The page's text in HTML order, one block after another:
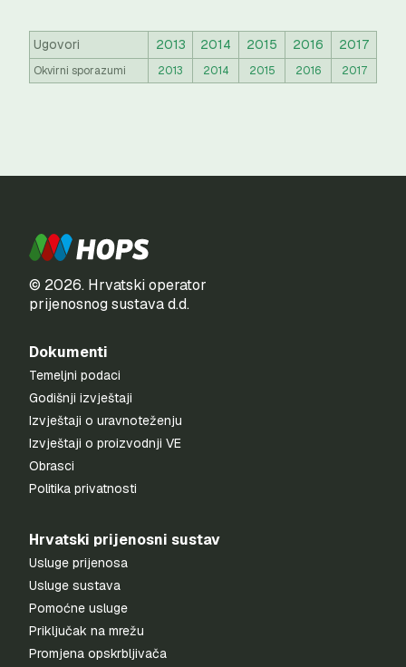
Ugovori 2013 2014 2015 2016 2017
Okvirni sporazumi 2013 2014 2015 2016 2017
© 2026. Hrvatski operator
prijenosnog sustava d.d.
Dokumenti
Temeljni podaci
Godišnji izvještaji
Izvještaji o uravnoteženju
Izvještaji o proizvodnji VE
Obrasci
Politika privatnosti
Hrvatski prijenosni sustav
Usluge prijenosa
Usluge sustava
Pomoćne usluge
Priključak na mrežu
Promjena opskrbljivača